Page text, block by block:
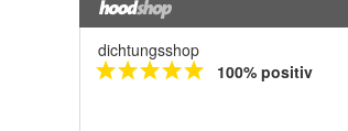
dichtungsshop
100% positiv